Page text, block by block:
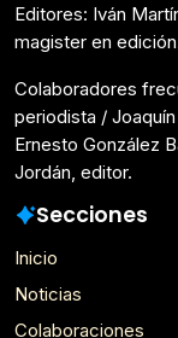
Editores: Iván
magister en
Colaboradores
periodista /
Ernesto González
Jordán, editor.
Secciones
Inicio
Noticias
Colaboraciones